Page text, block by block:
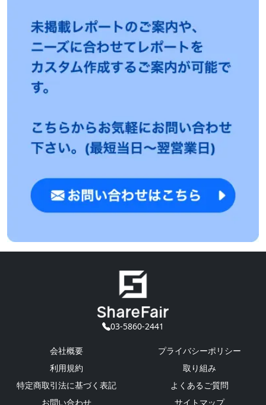
03-5860-2441
会社概要
プライバシーポリシー
利用規約
取り組み
特定商取引法に基づく表記
よくあるご質問
お問い合わせ
サイトマップ